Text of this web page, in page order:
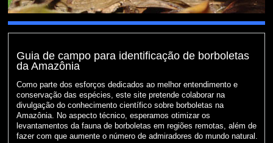
Guia de campo para identificação de borboletas
da Amazônia
Como parte dos esforços dedicados ao melhor entendimento e
conservação das espécies, este site pretende colaborar na
divulgação do conhecimento científico sobre borboletas na
Amazônia. No aspecto técnico, esperamos otimizar os
levantamentos da fauna de borboletas em regiões remotas, além de
fazer com que aumente o número de admiradores do mundo natural.